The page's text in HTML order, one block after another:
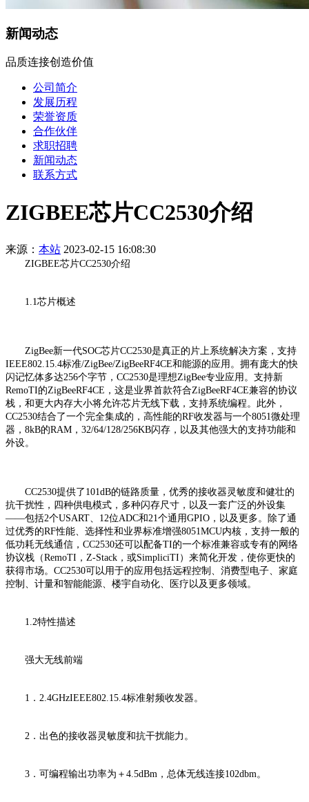
新闻动态
品质连接创造价值
公司简介
发展历程
荣誉资质
合作伙伴
求职招聘
新闻动态
联系方式
ZIGBEE芯片CC2530介绍
来源： 本站 2023-02-15 16:08:30
ZIGBEE芯片CC2530介绍
1.1芯片概述
ZigBee新一代SOC芯片CC2530是真正的片上系统解决方案，支持
IEEE802.15.4标准/ZigBee/ZigBeeRF4CE和能源的应用。拥有庞大的快
闪记忆体多达256个字节，CC2530是理想ZigBee专业应用。支持新
RemoTI的ZigBeeRF4CE，这是业界首款符合ZigBeeRF4CE兼容的协议
栈，和更大内存大小将允许芯片无线下载，支持系统编程。此外，
CC2530结合了一个完全集成的，高性能的RF收发器与一个8051微处理
器，8kB的RAM，32/64/128/256KB闪存，以及其他强大的支持功能和
外设。
CC2530提供了101dB的链路质量，优秀的接收器灵敏度和健壮的
抗干扰性，四种供电模式，多种闪存尺寸，以及一套广泛的外设集
——包括2个USART、12位ADC和21个通用GPIO，以及更多。除了通
过优秀的RF性能、选择性和业界标准增强8051MCU内核，支持一般的
低功耗无线通信，CC2530还可以配备TI的一个标准兼容或专有的网络
协议栈（RemoTI，Z-Stack，或SimpliciTI）来简化开发，使你更快的
获得市场。CC2530可以用于的应用包括远程控制、消费型电子、家庭
控制、计量和智能能源、楼宇自动化、医疗以及更多领域。
1.2特性描述
强大无线前端
1．2.4GHzIEEE802.15.4标准射频收发器。
2．出色的接收器灵敏度和抗干扰能力。
3．可编程输出功率为＋4.5dBm，总体无线连接102dbm。